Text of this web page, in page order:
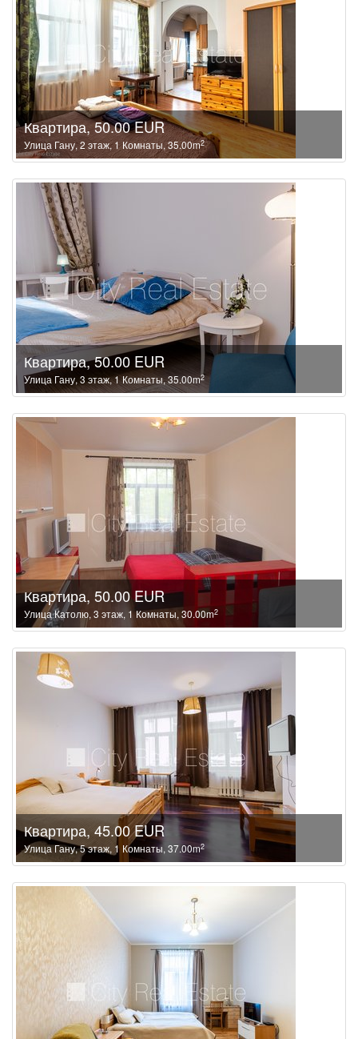
Квартира, 50.00 EUR
Улица Гану, 2 этаж, 1 Комнаты, 35.00m2
Квартира, 50.00 EUR
Улица Гану, 3 этаж, 1 Комнаты, 35.00m2
Квартира, 50.00 EUR
Улица Католю, 3 этаж, 1 Комнаты, 30.00m2
Квартира, 45.00 EUR
Улица Гану, 5 этаж, 1 Комнаты, 37.00m2